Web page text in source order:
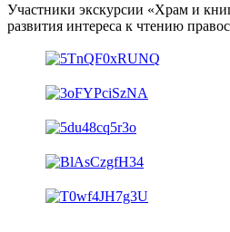
Участники экскурсии «Храм и
развития интереса к чтению